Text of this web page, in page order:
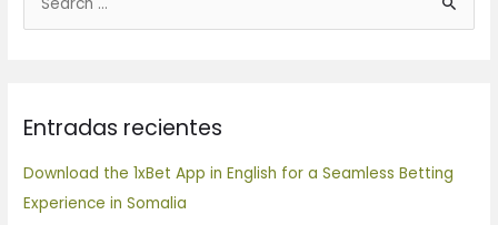
u
a
Entradas recientes
Download the 1xBet App in English for a Seamless Betting
Experience in Somalia